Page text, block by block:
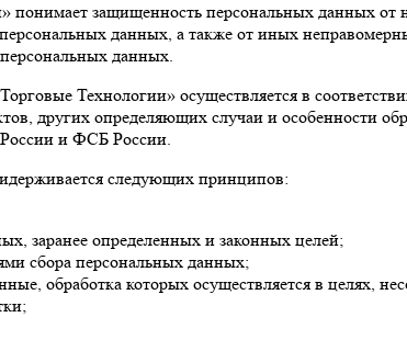
защищенность персональных данных от
данных, а также от иных
данных.
Технологии» осуществляется в
других определяющих случаи и особенности
и ФСБ России.
следующих принципов:
заранее определенных и законных целей;
сбора персональных данных;
обработка которых осуществляется в целях,